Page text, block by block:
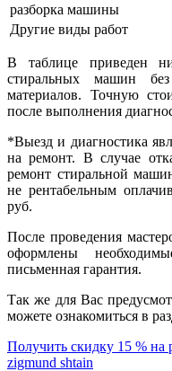
разборка машины
Другие виды работ
В таблице приведен
стиральных машин
материалов. Точную
после выполнения
*Выезд и диагностика
на ремонт. В случае
ремонт стиральной
не рентабельным
руб.
После проведения
оформлены
письменная гарантия.
Так же для Вас
можете ознакомиться в
Получить скидку 15 %
zigmund shtain